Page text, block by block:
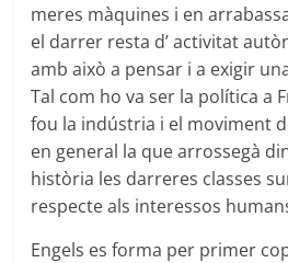
meres màquines i en
el darrer resta d’ activitat
amb això a pensar i a exigir
Tal com ho va ser la política a
fou la indústria i el moviment
en general la que arrossegà
història les darreres classes
respecte als interessos
Engels es forma per primer